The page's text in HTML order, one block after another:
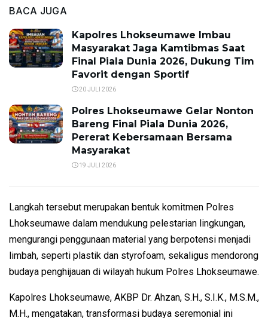
BACA JUGA
Kapolres Lhokseumawe Imbau
Masyarakat Jaga Kamtibmas Saat
Final Piala Dunia 2026, Dukung Tim
Favorit dengan Sportif
20 JULI 2026
Polres Lhokseumawe Gelar Nonton
Bareng Final Piala Dunia 2026,
Pererat Kebersamaan Bersama
Masyarakat
19 JULI 2026
Langkah tersebut merupakan bentuk komitmen Polres
Lhokseumawe dalam mendukung pelestarian lingkungan,
mengurangi penggunaan material yang berpotensi menjadi
limbah, seperti plastik dan styrofoam, sekaligus mendorong
budaya penghijauan di wilayah hukum Polres Lhokseumawe.
Kapolres Lhokseumawe, AKBP Dr. Ahzan, S.H., S.I.K., M.S.M.,
M.H., mengatakan, transformasi budaya seremonial ini